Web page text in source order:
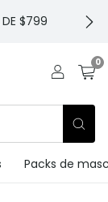
DE $799
0
Packs de